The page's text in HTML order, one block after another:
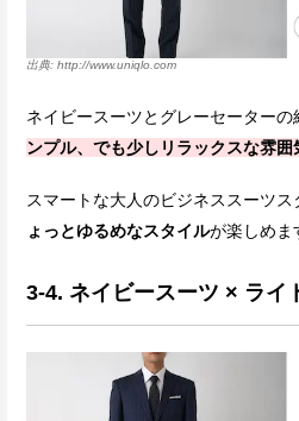
http://www.uniqlo.com
ネイビースーツとグレーセーターの
ンプル、でも少しリラックスな雰囲
スマートな大人のビジネススーツス
ょっとゆるめなスタイルが楽しめま
3-4. ネイビースーツ × ライ